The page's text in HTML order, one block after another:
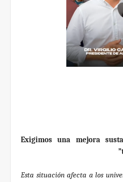
“Exigimos una mejora
** Esta situación afecta a los